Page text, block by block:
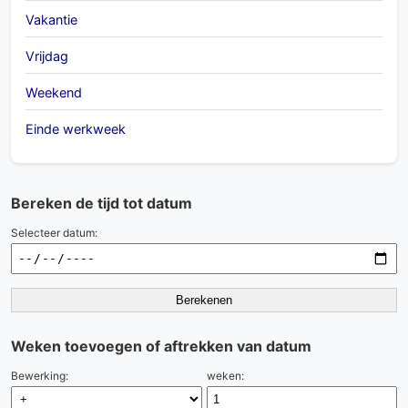
Vakantie
Vrijdag
Weekend
Einde werkweek
Bereken de tijd tot datum
Selecteer datum:
Berekenen
Weken toevoegen of aftrekken van datum
Bewerking: weken: